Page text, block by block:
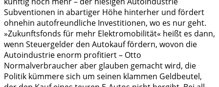
Subventionen in abartiger Höhe hinterher und fördert
ohnehin autofreundliche Investitionen, wo es nur geht.
»Zukunftsfonds für mehr Elektromobilität« heißt es dann,
wenn Steuergelder den Autokauf fördern, wovon die
Autoindustrie enorm profitiert – Otto
Normalverbraucher aber glauben gemacht wird, die
Politik kümmere sich um seinen klammen Geldbeutel,